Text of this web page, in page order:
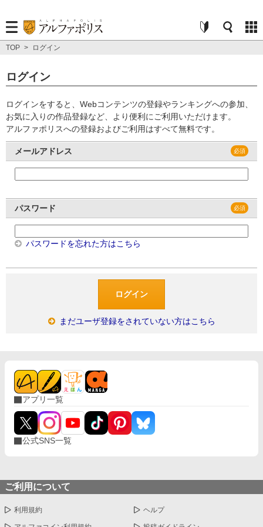
TOP > ログイン
ログイン
ログインをすると、Webコンテンツの登録やランキングへの参加、
お気に入りの作品登録など、より便利にご利用いただけます。
アルファポリスへの登録およびご利用はすべて無料です。
メールアドレス
パスワード
パスワードを忘れた方はこちら
まだユーザ登録をされていない方はこちら
アプリ一覧
公式SNS一覧
ご利用について
利用規約 ヘルプ